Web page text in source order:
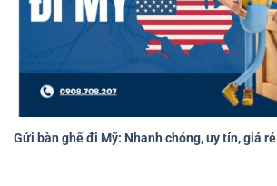
Gửi bàn ghế đi Mỹ: Nhanh chóng, uy tín, giá rẻ